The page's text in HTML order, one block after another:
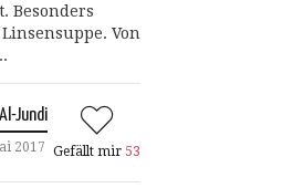
Besonders
Von
Jundi
2017 Gefällt mir 53